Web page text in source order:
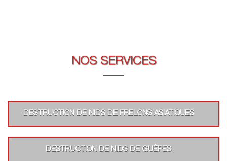
NOS SERVICES
DESTRUCTION DE NIDS DE FRELONS ASIATIQUES
DESTRUCTION DE NIDS DE GUÊPES